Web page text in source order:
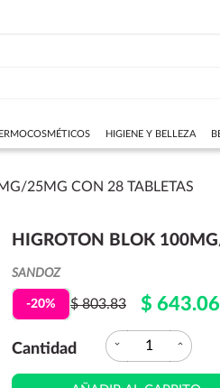
HIGIENE Y BELLEZA
25MG CON 28 TABLETAS
HIGROTON BLOK
SANDOZ
-20% $ 803.83 $ 643.06
Cantidad expand_more expand_less